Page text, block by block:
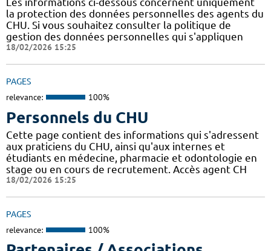
la protection des données personnelles des agents du
CHU. Si vous souhaitez consulter la politique de
gestion des données personnelles qui s'appliquen
18/02/2026 15:25
PAGES
relevance: 100%
Personnels du CHU
Cette page contient des informations qui s'adressent
aux praticiens du CHU, ainsi qu'aux internes et
étudiants en médecine, pharmacie et odontologie en
stage ou en cours de recrutement. Accès agent CH
18/02/2026 15:25
PAGES
relevance: 100%